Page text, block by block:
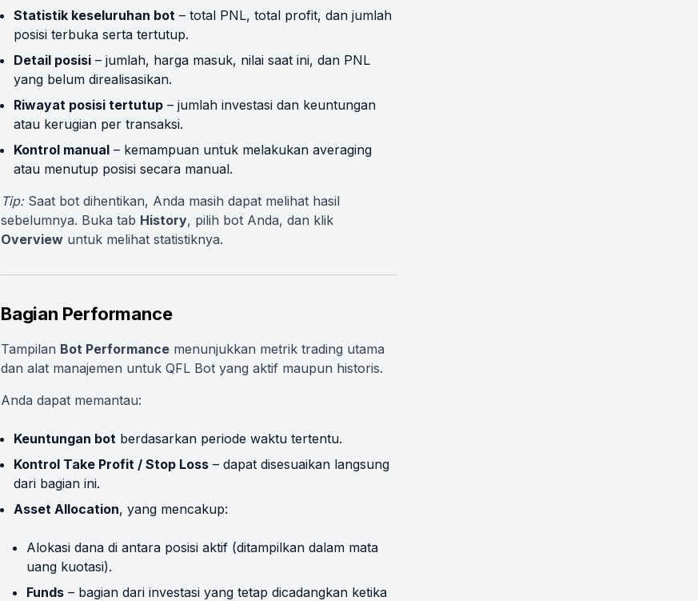
Statistik keseluruhan bot – total PNL, total profit, dan jumlah
posisi terbuka serta tertutup.
Detail posisi – jumlah, harga masuk, nilai saat ini, dan PNL
yang belum direalisasikan.
Riwayat posisi tertutup – jumlah investasi dan keuntungan
atau kerugian per transaksi.
Kontrol manual – kemampuan untuk melakukan averaging
atau menutup posisi secara manual.
Tip:Saat bot dihentikan, Anda masih dapat melihat hasil
sebelumnya. Buka tab History, pilih bot Anda, dan klik
Overview untuk melihat statistiknya.
Bagian Performance
Tampilan Bot Performance menunjukkan metrik trading utama
dan alat manajemen untuk QFL Bot yang aktif maupun historis.
Anda dapat memantau:
Keuntungan bot berdasarkan periode waktu tertentu.
Kontrol Take Profit / Stop Loss – dapat disesuaikan langsung
dari bagian ini.
Asset Allocation, yang mencakup:
Alokasi dana di antara posisi aktif (ditampilkan dalam mata
uang kuotasi).
Funds – bagian dari investasi yang tetap dicadangkan ketika